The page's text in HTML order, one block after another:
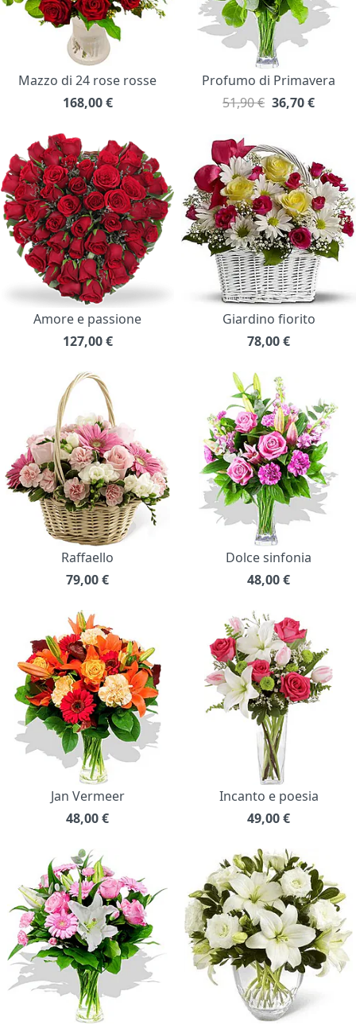
Mazzo di 24 rose rosse
168,00 €
Profumo di Primavera
51,90 € 36,70€
Amore e passione
127,00 €
Giardino fiorito
78,00€
Raffaello
79,00€
Dolce sinfonia
48,00€
Jan Vermeer
48,00€
Incanto e poesia
49,00€